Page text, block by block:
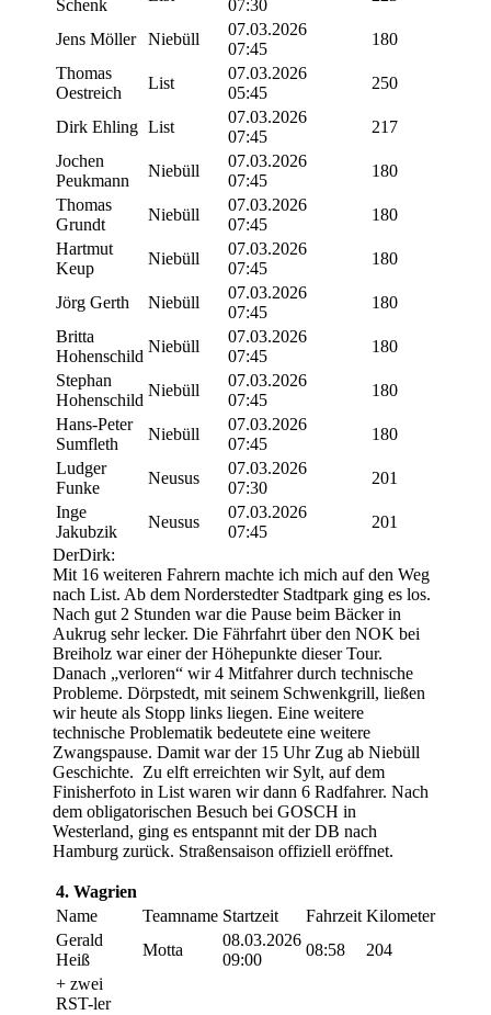
Schenk
07:30
Jens Möller Niebüll
07.03.2026
07:45
180
Thomas
Oestreich
List
07.03.2026
05:45
250
Dirk Ehling List
07.03.2026
07:45
217
Jochen
Peukmann
Niebüll
07.03.2026
07:45
180
Thomas
Grundt
Niebüll
07.03.2026
07:45
180
Hartmut
Keup
Niebüll
07.03.2026
07:45
180
Jörg Gerth Niebüll
07.03.2026
07:45
180
Britta
Hohenschild
Niebüll
07.03.2026
07:45
180
Stephan
Hohenschild
Niebüll
07.03.2026
07:45
180
Hans-Peter
Sumfleth
Niebüll
07.03.2026
07:45
180
Ludger
Funke
Neusus
07.03.2026
07:30
201
Inge
Jakubzik
Neusus
07.03.2026
07:45
201
DerDirk:
Mit 16 weiteren Fahrern machte ich mich auf den Weg
nach List. Ab dem Norderstedter Stadtpark ging es los.
Nach gut 2 Stunden war die Pause beim Bäcker in
Aukrug sehr lecker. Die Fährfahrt über den NOK bei
Breiholz war einer der Höhepunkte dieser Tour.
Danach „verloren“ wir 4 Mitfahrer durch technische
Probleme. Dörpstedt, mit seinem Schwenkgrill, ließen
wir heute als Stopp links liegen. Eine weitere
technische Problematik bedeutete eine weitere
Zwangspause. Damit war der 15 Uhr Zug ab Niebüll
Geschichte. Zu elft erreichten wir Sylt, auf dem
Finisherfoto in List waren wir dann 6 Radfahrer. Nach
dem obligatorischen Besuch bei GOSCH in
Westerland, ging es entspannt mit der DB nach
Hamburg zurück. Straßensaison offiziell eröffnet.
4. Wagrien
Name
Teamname Startzeit Fahrzeit Kilometer
Gerald
Heiß
Motta
08.03.2026
09:00
08:58
204
+ zwei
RST-ler